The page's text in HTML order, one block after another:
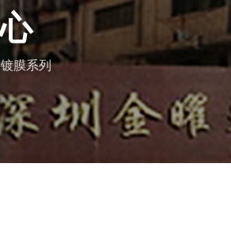
镀膜系列